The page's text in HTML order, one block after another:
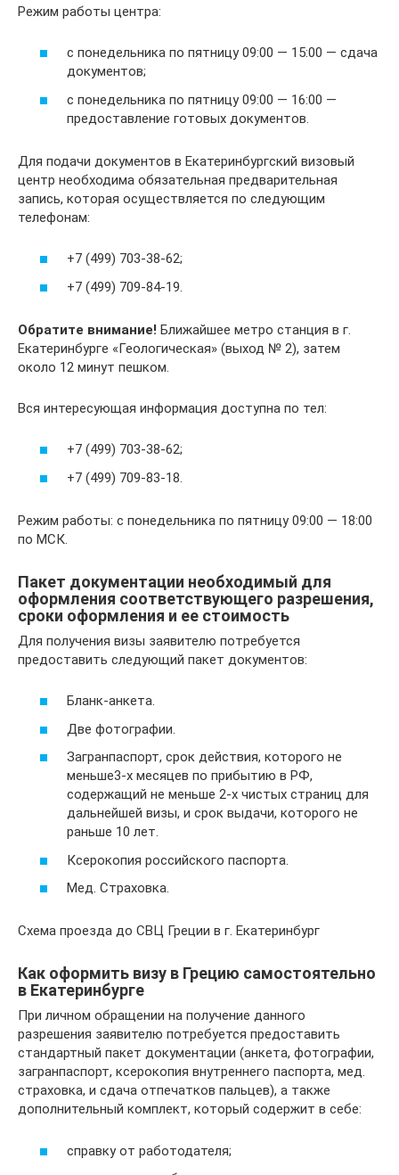
Режим работы центра:
с понедельника по пятницу 09:00 — 15:00 — сдача
документов;
с понедельника по пятницу 09:00 — 16:00 —
предоставление готовых документов.
Для подачи документов в Екатеринбургский визовый
центр необходима обязательная предварительная
запись, которая осуществляется по следующим
телефонам:
+7 (499) 703-38-62;
+7 (499) 709-84-19.
Обратите внимание! Ближайшее метро станция в г.
Екатеринбурге «Геологическая» (выход № 2), затем
около 12 минут пешком.
Вся интересующая информация доступна по тел:
+7 (499) 703-38-62;
+7 (499) 709-83-18.
Режим работы: с понедельника по пятницу 09:00 — 18:00
по МСК.
Пакет документации необходимый для
оформления соответствующего разрешения,
сроки оформления и ее стоимость
Для получения визы заявителю потребуется
предоставить следующий пакет документов:
Бланк-анкета.
Две фотографии.
Загранпаспорт, срок действия, которого не
меньше3-х месяцев по прибытию в РФ,
содержащий не меньше 2-х чистых страниц для
дальнейшей визы, и срок выдачи, которого не
раньше 10 лет.
Ксерокопия российского паспорта.
Мед. Страховка.
Схема проезда до СВЦ Греции в г. Екатеринбург
Как оформить визу в Грецию самостоятельно
в Екатеринбурге
При личном обращении на получение данного
разрешения заявителю потребуется предоставить
стандартный пакет документации (анкета, фотографии,
загранпаспорт, ксерокопия внутреннего паспорта, мед.
страховка, и сдача отпечатков пальцев), а также
дополнительный комплект, который содержит в себе:
справку от работодателя;